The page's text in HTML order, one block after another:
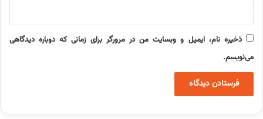
ذخیره نام، ایمیل و وبسایت من در مرورگر برای زمانی که دوباره دیدگاهی
می‌نویسم.